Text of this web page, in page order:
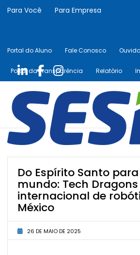
Para Você Para Empresa
Portal do Aluno Fale Conosco
Portal da Transparência Relatório
Do Espírito Santo
mundo: Tech
internacional de
México
26 DE MAIO DE 2025